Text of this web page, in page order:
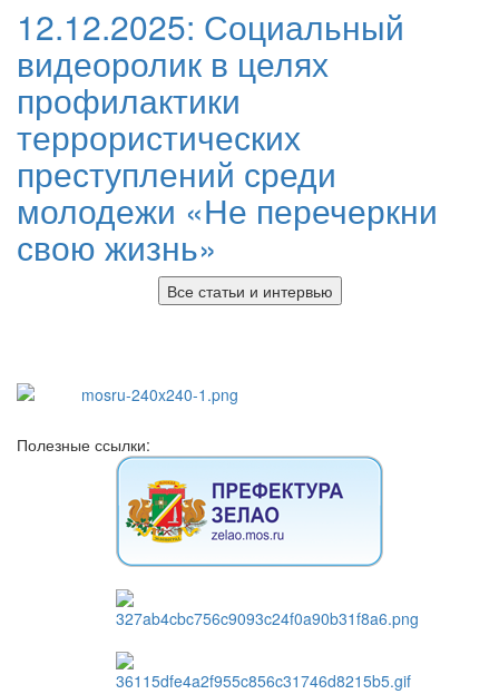
12.12.2025: Социальный
видеоролик в целях
профилактики
террористических
преступлений среди
молодежи «Не перечеркни
свою жизнь»
Все статьи и интервью
Полезные ссылки: